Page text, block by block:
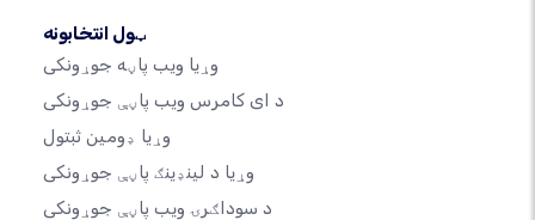
ټول انتخابونه
وړیا ویب پاڼه جوړونکی
د ای کامرس ویب پاڼې جوړونکی
وړیا ډومین ثبتول
وړیا د لینډینګ پاڼې جوړونکی
د سوداګرۍ ویب پاڼې جوړونکی